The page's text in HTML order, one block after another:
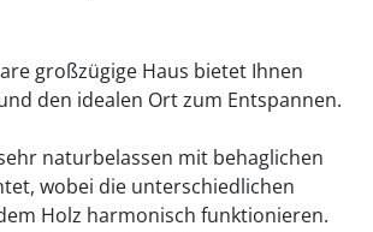
großzügige Haus bietet Ihnen
den idealen Ort zum Entspannen.
naturbelassen mit behaglichen
wobei die unterschiedlichen
Holz harmonisch funktionieren.